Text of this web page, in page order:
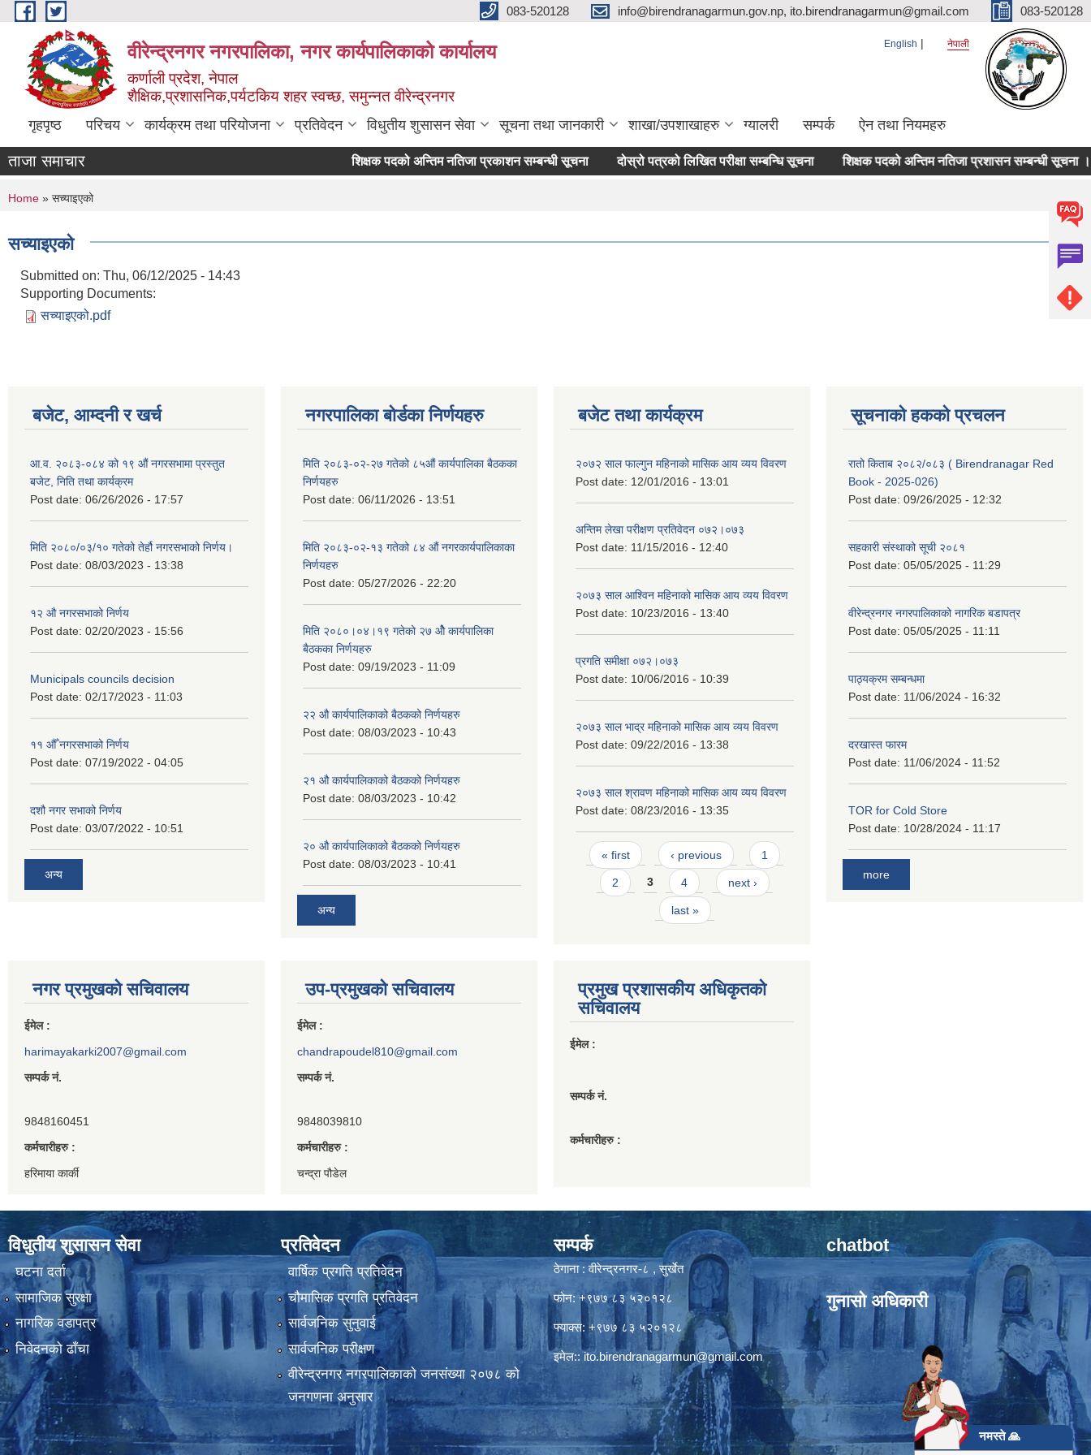
Skip to main content 083-520128 info@birendranagarmun.gov.np, ito.birendranagarmun@gmail.com 083-520128
वीरेन्द्रनगर नगरपालिका, नगर कार्यपालिकाको कार्यालय
कर्णाली प्रदेश, नेपाल
शैक्षिक,प्रशासनिक,पर्यटकिय शहर स्वच्छ, समुन्नत वीरेन्द्रनगर
English नेपाली
गृहपृष्ठ परिचय कार्यक्रम तथा परियोजना प्रतिवेदन विधुतीय शुसासन सेवा सूचना तथा जानकारी शाखा/उपशाखाहरु ग्यालरी सम्पर्क ऐन तथा नियमहरु
ताजा समाचार शिक्षक पदको अन्तिम नतिजा प्रकाशन सम्बन्धी सूचना दोस्रो पत्रको लिखित परीक्षा सम्बन्धि सूचना शिक्षक पदको अन्तिम नतिजा प्रशासन सम्बन्धी सूचना ।
You are here
Home » सच्याइएको
सच्याइएको
Submitted on: Thu, 06/12/2025 - 14:43
Supporting Documents:
सच्याइएको.pdf
बजेट, आम्दनी र खर्च
आ.व. २०८३-०८४ को १९ औं नगरसभामा प्रस्तुत
बजेट, निति तथा कार्यक्रम
Post date: 06/26/2026 - 17:57
मिति २०८०/०३/१० गतेको तेर्हौ नगरसभाको निर्णय।
Post date: 08/03/2023 - 13:38
१२ औ नगरसभाको निर्णय
Post date: 02/20/2023 - 15:56
Municipals councils decision
Post date: 02/17/2023 - 11:03
११ ‌औँ नगरसभाको निर्णय
Post date: 07/19/2022 - 04:05
दशौ नगर सभाको निर्णय
Post date: 03/07/2022 - 10:51
अन्य
नगरपालिका बोर्डका निर्णयहरु
मिति २०८३-०२-२७ गतेको ८५औं कार्यपालिका बैठकका
निर्णयहरु
Post date: 06/11/2026 - 13:51
मिति २०८३-०२-१३ गतेको ८४ औं नगरकार्यपालिकाका
निर्णयहरु
Post date: 05/27/2026 - 22:20
मिति २०८०।०४।१९ गतेको २७ ‌‍‌ओेै कार्यपालिका
बैठकका निर्णयहरु
Post date: 09/19/2023 - 11:09
२‍२ औ कार्यपालिकाको बैठकको निर्णयहरु
Post date: 08/03/2023 - 10:43
२‍१ औ कार्यपालिकाको बैठकको निर्णयहरु
Post date: 08/03/2023 - 10:42
२‍० औ कार्यपालिकाको बैठकको निर्णयहरु
Post date: 08/03/2023 - 10:41
अन्य
बजेट तथा कार्यक्रम
२०७२ साल फाल्गुन महिनाको मासिक आय व्यय विवरण
Post date: 12/01/2016 - 13:01
अन्तिम लेखा परीक्षण प्रतिवेदन ०७२।०७३
Post date: 11/15/2016 - 12:40
२०७३ साल आश्विन महिनाको मासिक आय व्यय विवरण
Post date: 10/23/2016 - 13:40
प्रगति समीक्षा ०७२।०७३
Post date: 10/06/2016 - 10:39
२०७३ साल भाद्र महिनाको मासिक आय व्यय विवरण
Post date: 09/22/2016 - 13:38
२०७३ साल श्रावण महिनाको मासिक आय व्यय विवरण
Post date: 08/23/2016 - 13:35
Pages
« first ‹ previous 1
2 3 4 next ›
last »
सूचनाको हकको प्रचलन
रातो किताब २०८२/०८३ ( Birendranagar Red
Book - 2025-026)
Post date: 09/26/2025 - 12:32
सहकारी संस्थाको सूची २०८१
Post date: 05/05/2025 - 11:29
वीरेन्द्रनगर नगरपालिकाको नागरिक बडापत्र
Post date: 05/05/2025 - 11:11
पाठ्यक्रम सम्बन्धमा
Post date: 11/06/2024 - 16:32
दरखास्त फारम
Post date: 11/06/2024 - 11:52
TOR for Cold Store
Post date: 10/28/2024 - 11:17
more
नगर प्रमुखको सचिवालय
ईमेल :
harimayakarki2007@gmail.com
सम्पर्क नं.
9848160451
कर्मचारीहरु :
हरिमाया कार्की
उप-प्रमुखको सचिवालय
ईमेल :
chandrapoudel810@gmail.com
सम्पर्क नं.
9848039810
कर्मचारीहरु :
चन्द्रा पौडेल
प्रमुख प्रशासकीय अधिकृतको
सचिवालय
ईमेल :
सम्पर्क नं.
कर्मचारीहरु :
विधुतीय शुसासन सेवा
घटना दर्ता
सामाजिक सुरक्षा
नागरिक वडापत्र
निवेदनको ढाँचा
प्रतिवेदन
वार्षिक प्रगति प्रतिवेदन
चौमासिक प्रगति प्रतिवेदन
सार्वजनिक सुनुवाई
सार्वजनिक परीक्षण
वीरेन्द्रनगर नगरपालिकाकाे जनसंख्या २०७८ काे
जनगणना अनुसार
सम्पर्क
ठेगाना : वीरेन्द्रनगर-८ , सुर्खेत
फोन: +९७७ ८३ ५२०१२८
फ्याक्स: +९७७ ८३ ५२०१२८
इमेल::ito.birendranagarmun@gmail.com
chatbot
गुनासो अधिकारी
नमस्ते 🙏